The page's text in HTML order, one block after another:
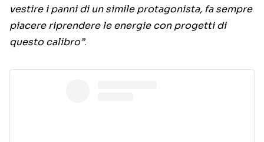
vestire i panni di un simile protagonista, fa sempre
piacere riprendere le energie con progetti di
questo calibro”.